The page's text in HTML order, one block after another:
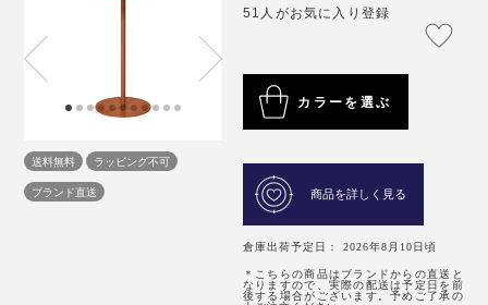
送料無料
ラッピング不可
ブランド直送
51人がお気に入り登録
カラーを選ぶ
商品を詳しく見る
倉庫出荷予定日： 2026年8月10日頃
＊こちらの商品はブランドからの直送と
なりますので、実際の配送は予定日を前
後する場合がございます。予めご了承の